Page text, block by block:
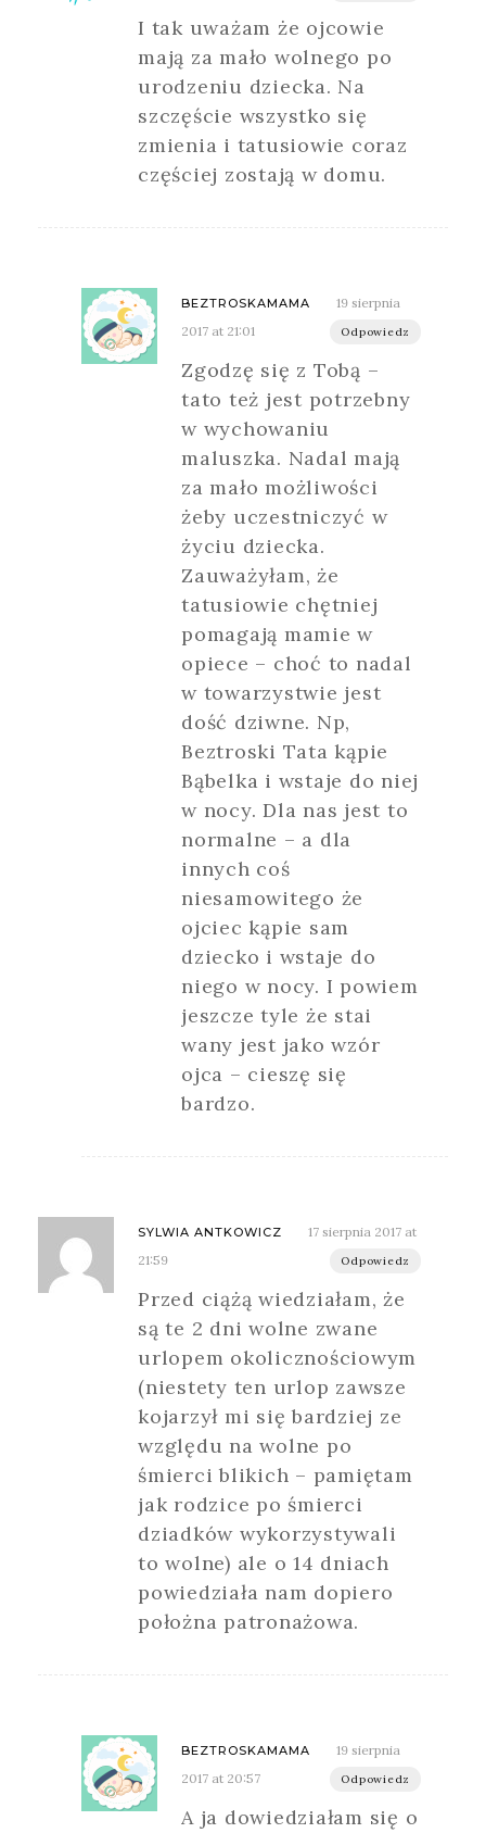
I tak uważam że ojcowie
mają za mało wolnego po
urodzeniu dziecka. Na
szczęście wszystko się
zmienia i tatusiowie coraz
częściej zostają w domu.
BEZTROSKAMAMA
19 sierpnia
2017 at 21:01
Odpowiedz
Zgodzę się z Tobą –
tato też jest potrzebny
w wychowaniu
maluszka. Nadal mają
za mało możliwości
żeby uczestniczyć w
życiu dziecka.
Zauważyłam, że
tatusiowie chętniej
pomagają mamie w
opiece – choć to nadal
w towarzystwie jest
dość dziwne. Np,
Beztroski Tata kąpie
Bąbelka i wstaje do niej
w nocy. Dla nas jest to
normalne – a dla
innych coś
niesamowitego że
ojciec kąpie sam
dziecko i wstaje do
niego w nocy. I powiem
jeszcze tyle że stai
wany jest jako wzór
ojca – cieszę się
bardzo.
SYLWIA ANTKOWICZ
17 sierpnia 2017 at
21:59
Odpowiedz
Przed ciążą wiedziałam, że
są te 2 dni wolne zwane
urlopem okolicznościowym
(niestety ten urlop zawsze
kojarzył mi się bardziej ze
względu na wolne po
śmierci blikich – pamiętam
jak rodzice po śmierci
dziadków wykorzystywali
to wolne) ale o 14 dniach
powiedziała nam dopiero
położna patronażowa.
BEZTROSKAMAMA
19 sierpnia
2017 at 20:57
Odpowiedz
A ja dowiedziałam się o